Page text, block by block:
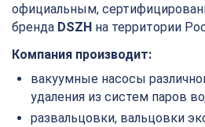
официальным,
бренда DSZH на территории
Компания производит:
вакуумные насосы
удаления из систем паров
развальцовки, вальцовки